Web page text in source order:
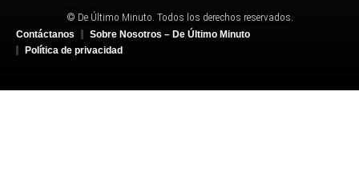
© De Último Minuto. Todos los derechos reservados.
Contáctanos
Sobre Nosotros – De Último Minuto
Política de privacidad